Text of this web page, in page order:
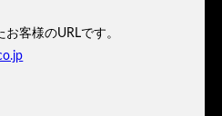
客様のURLです。